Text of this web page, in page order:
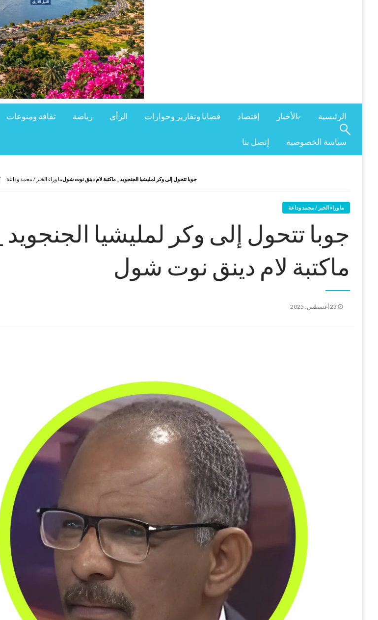
الرئيسية الأخبار إقتصاد قضايا وتقارير وحوارات الرأي رياضة ثقافة ومنوعات
سياسة الخصوصية إتصل بنا
ما وراء الخبر / محمد وداعةجوبا تتحول إلى وكر لمليشيا الجنجويد _ ماكتبة لام دينق نوت شول
ما وراء الخبر / محمد وداعة
جوبا تتحول إلى وكر لمليشيا الجنجويد _
ماكتبة لام دينق نوت شول
نُشر
23 أغسطس، 2025